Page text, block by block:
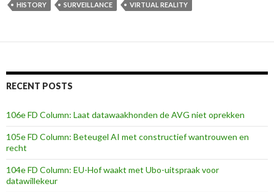
HISTORY
SURVEILLANCE VIRTUAL REALITY
RECENT POSTS
106e FD Column: Laat datawaakhonden de AVG niet oprekken
105e FD Column: Beteugel AI met constructief wantrouwen en
recht
104e FD Column: EU-Hof waakt met Ubo-uitspraak voor
datawillekeur